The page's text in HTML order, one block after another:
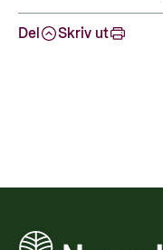
Del Skriv ut